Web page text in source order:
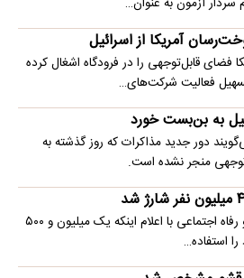
آمریکا از اسرائیل
فضای قابل‌توجهی را در فرودگاه اشغال کرده
فعالیت شرکت‌های…
به بن‌بست خورد
دور جدید مذاکرات که روز گذشته به
توجهی منجر نشده است.
معاون رفاه وزارت تعاون، کار و رفاه اجتماعی با اعلام اینکه یک میلیون و ۵۰۰
را استفاده…